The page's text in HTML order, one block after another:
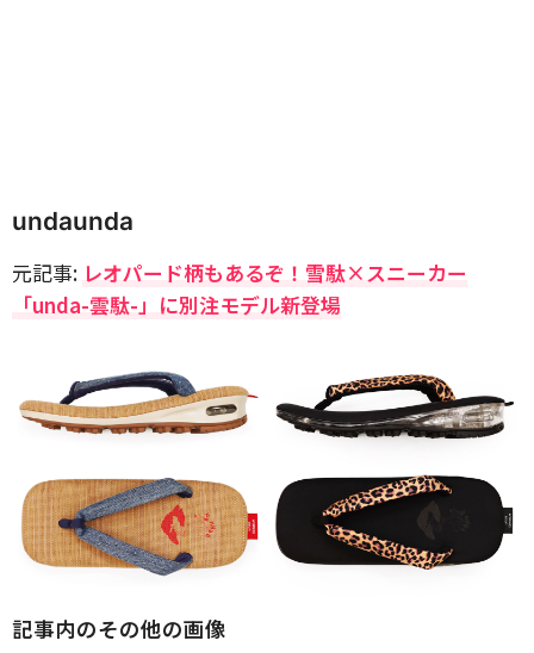
undaunda
元記事: レオパード柄もあるぞ！雪駄×スニーカー
「unda-雲駄-」に別注モデル新登場
記事内のその他の画像